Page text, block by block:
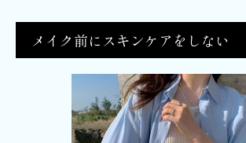
メイク前にスキンケアをしない